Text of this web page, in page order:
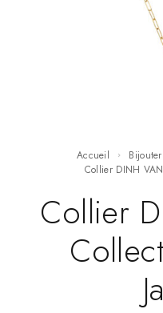
Accueil
Collier DINH
Collier